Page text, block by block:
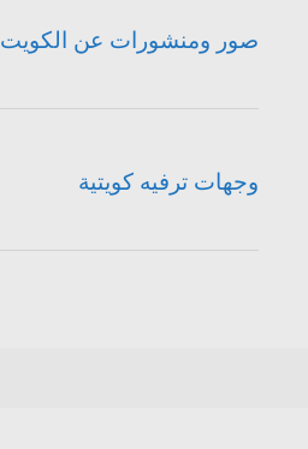
صور ومنشورات عن الكويت
وجهات ترفيه كويتية